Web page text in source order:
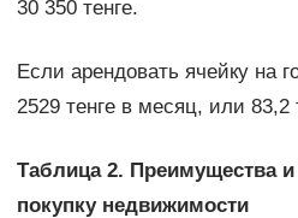
30 350 тенге.
Если арендовать ячейку на
2529 тенге в месяц, или 83,2
Таблица 2. Преимущества и
покупку недвижимости